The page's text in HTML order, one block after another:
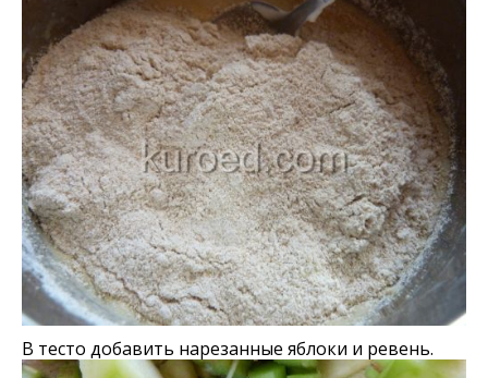
В тесто добавить нарезанные яблоки и ревень.